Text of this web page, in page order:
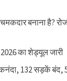
बनाना है?
2026 का शेड्यूल जारी
132 सड़कें बंद,